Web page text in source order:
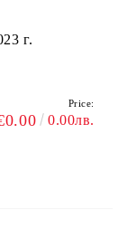
г.
Price:
0.00лв.